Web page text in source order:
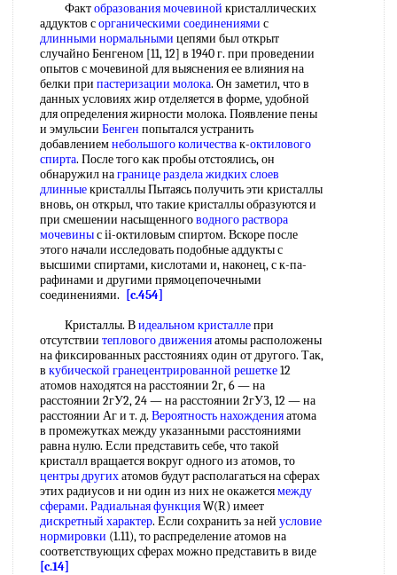
Фактобразования мочевиной кристаллических
аддуктов сорганическими соединениями с
длинными нормальными цепями был открыт
случайно Бенгеном [11, 12] в 1940 г. при проведении
опытов с мочевиной для выяснения ее влияния на
белки при пастеризации молока. Он заметил, что в
данных условиях жир отделяется в форме, удобной
для определения жирности молока. Появление пены
и эмульсии Бенген попытался устранить
добавлениемнебольшого количествак-октилового
спирта. После того как пробы отстоялись, он
обнаружил награнице раздела жидкихслоев
длинныекристаллы Пытаясь получить эти кристаллы
вновь, он открыл, что такие кристаллы образуются и
при смешении насыщенноговодного раствора
мочевиныс ii-oктилoвым спиртом. Вскоре после
этого начали исследовать подобные аддукты с
высшими спиртами, кислотами и, наконец, с к-па-
рафинами и другими прямоцепочечными
соединениями.
[c.454]
Кристаллы. Видеальном кристаллепри
отсутствии теплового движенияатомы расположены
на фиксированных расстояниях один от другого. Так,
в кубической гранецентрированной решетке12
атомов находятся на расстоянии 2г, 6 — на
расстоянии 2гУ2, 24 — на расстоянии 2гУЗ, 12 — на
расстоянии Аг и т. д. Вероятность нахожденияатома
в промежутках между указанными расстояниями
равна нулю. Если представить себе, что такой
кристалл вращается вокруг одного из атомов, то
центры другихатомов будут располагаться на сферах
этих радиусов и ни один из них не окажетсямежду
сферами. Радиальная функцияW(R) имеет
дискретный характер. Если сохранить за ней условие
нормировки (1.11), то распределение атомов на
соответствующих сферах можно представить в виде
[c.14]